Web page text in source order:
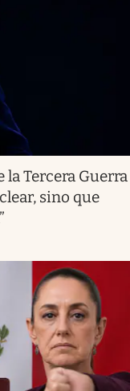
la Tercera Guerra
sino que